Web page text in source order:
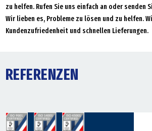
zu helfen. Rufen Sie uns einfach an oder senden
Wir lieben es, Probleme zu lösen und zu helfen.
Kundenzufriedenheit und schnellen Lieferungen.
REFERENZEN